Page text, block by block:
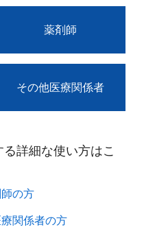
薬剤師
その他医療関係者
詳細な使い方はこ
の方​
関係者の方​